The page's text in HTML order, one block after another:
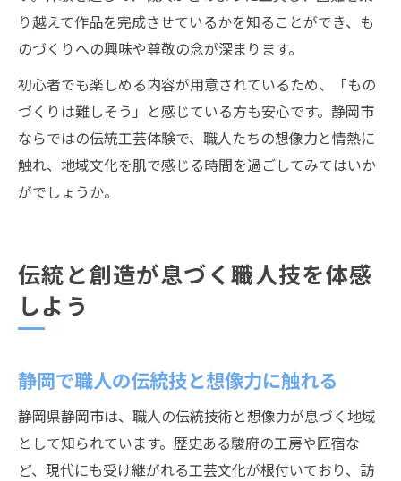
り越えて作品を完成させているかを知ることができ、も
のづくりへの興味や尊敬の念が深まります。
初心者でも楽しめる内容が用意されているため、「もの
づくりは難しそう」と感じている方も安心です。静岡市
ならではの伝統工芸体験で、職人たちの想像力と情熱に
触れ、地域文化を肌で感じる時間を過ごしてみてはいか
がでしょうか。
伝統と創造が息づく職人技を体感
しよう
静岡で職人の伝統技と想像力に触れる
静岡県静岡市は、職人の伝統技術と想像力が息づく地域
として知られています。歴史ある駿府の工房や匠宿な
ど、現代にも受け継がれる工芸文化が根付いており、訪